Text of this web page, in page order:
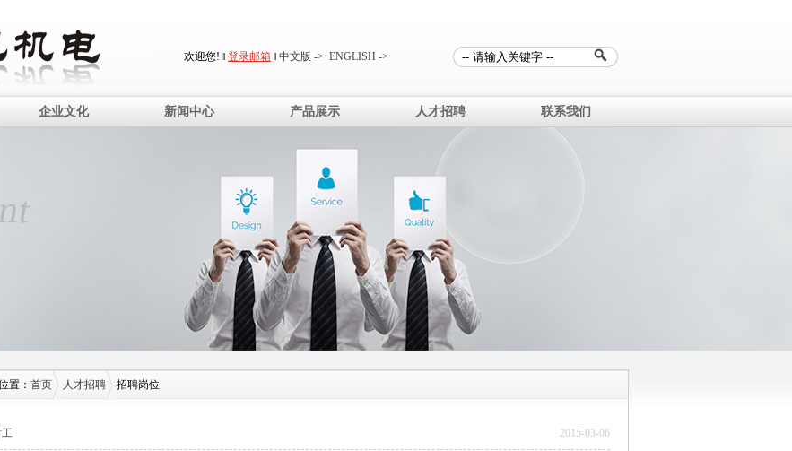
欢迎您! ‖ 登录邮箱 ‖ 中文版 -> ENGLISH ->
企业文化 新闻中心 产品展示 人才招聘 联系我们
置： 首页 人才招聘 招聘岗位
2015-03-06